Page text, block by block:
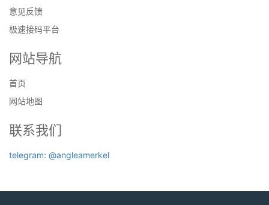
意见反馈
极速接码平台
网站导航
首页
网站地图
联系我们
telegram: @angleamerkel